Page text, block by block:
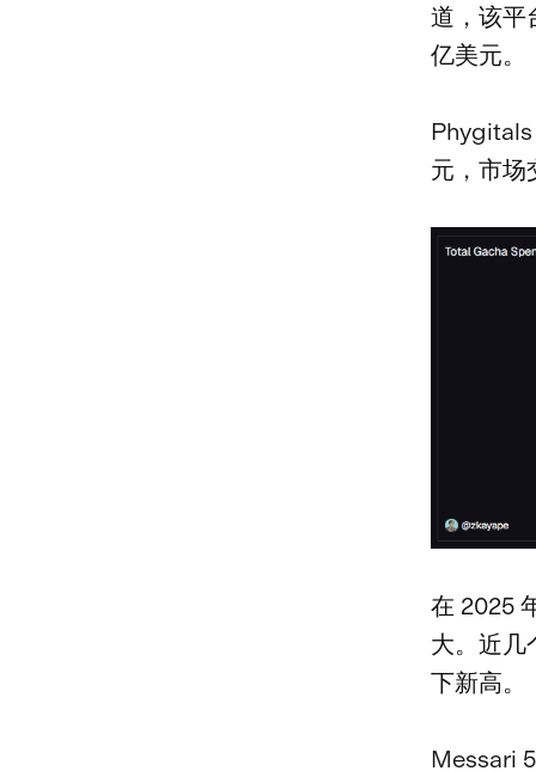
道，该平
亿美元。
Phygitals
元，市场
在 2025
大。近几
下新高。
Messari